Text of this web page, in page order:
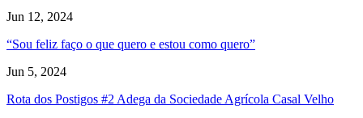
Jun 12, 2024
“Sou feliz faço o que quero e estou como quero”
Jun 5, 2024
Rota dos Postigos #2 Adega da Sociedade Agrícola Casal Velho